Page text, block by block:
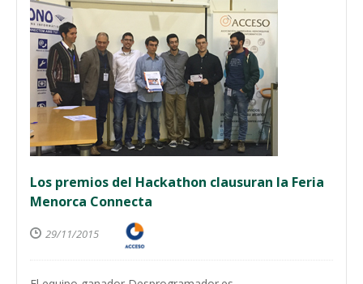
Los premios del Hackathon clausuran la Feria
Menorca Connecta
29/11/2015